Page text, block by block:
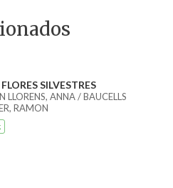
SILVESTRES
LLORENS, ANNA / BAUCELLS
RAMON